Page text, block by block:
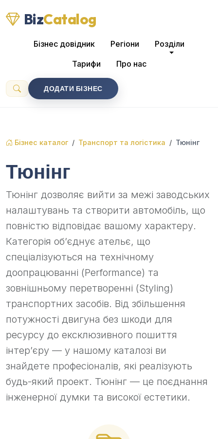
BizCatalog
Бізнес довідник Регіони Розділи
Тарифи Про нас
ДОДАТИ БІЗНЕС
Бізнес каталог Транспорт та логістика Тюнінг
Тюнінг
Тюнінг дозволяє вийти за межі заводських
налаштувань та створити автомобіль, що
повністю відповідає вашому характеру.
Категорія об’єднує ательє, що
спеціалізуються на технічному
доопрацюванні (Performance) та
зовнішньому перетворенні (Styling)
транспортних засобів. Від збільшення
потужності двигуна без шкоди для
ресурсу до ексклюзивного пошиття
інтер’єру — у нашому каталозі ви
знайдете професіоналів, які реалізують
будь-який проект. Тюнінг — це поєднання
інженерної думки та високої естетики.